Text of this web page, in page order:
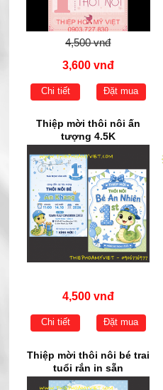
4,500 vnđ
3,600 vnđ
Chi tiết Đặt mua
Thiệp mời thôi nôi ấn
tượng 4.5K
4,500 vnđ
Chi tiết Đặt mua
Thiệp mời thôi nôi bé trai
tuổi rắn in sẵn